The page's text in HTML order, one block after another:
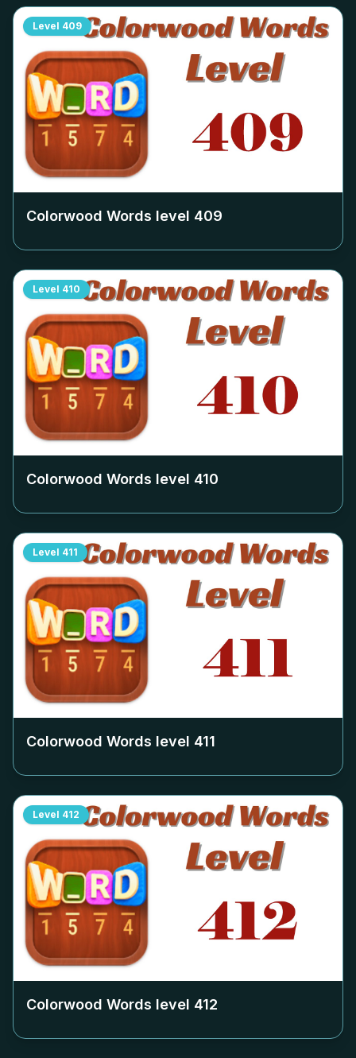
Level 409
Colorwood Words level 409
Level 410
Colorwood Words level 410
Level 411
Colorwood Words level 411
Level 412
Colorwood Words level 412